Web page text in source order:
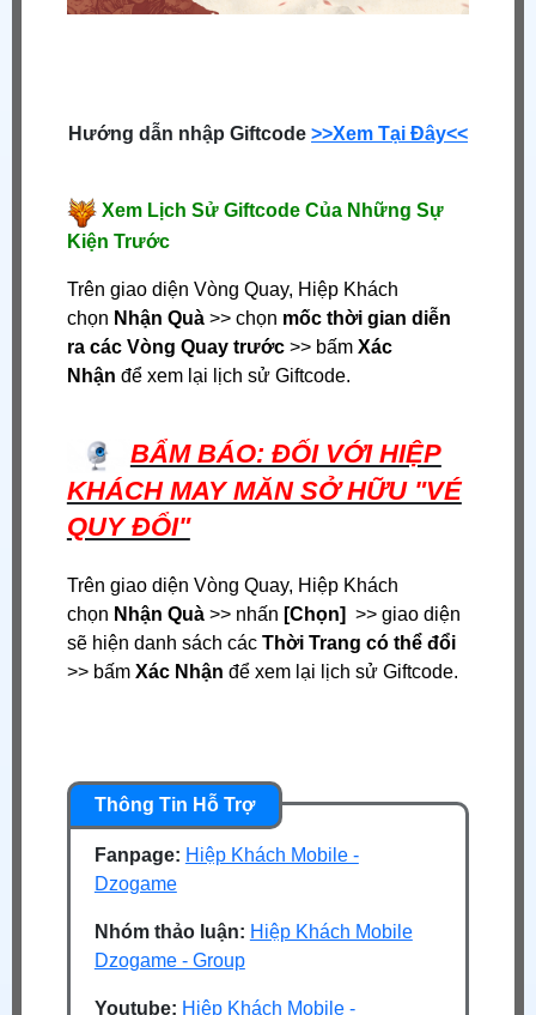
Hướng dẫn nhập Giftcode >>Xem Tại Đây<<
Xem Lịch Sử Giftcode Của Những Sự
Kiện Trước
Trên giao diện Vòng Quay, Hiệp Khách
chọn Nhận Quà>> chọn mốc thời gian diễn
ra các Vòng Quay trước>> bấm Xác
Nhận để xem lại lịch sử Giftcode.
BẨM BÁO: ĐỐI VỚI HIỆP
KHÁCH MAY MĂN SỞ HỮU "VÉ
QUY ĐỔI"
Trên giao diện Vòng Quay, Hiệp Khách
chọn Nhận Quà>> nhấn [Chọn] >> giao diện
sẽ hiện danh sách cácThời Trang có thể đổi
>> bấm Xác Nhận để xem lại lịch sử Giftcode.
Fanpage: Hiệp Khách Mobile -
Dzogame
Nhóm thảo luận: Hiệp Khách Mobile
Dzogame - Group
Youtube: Hiệp Khách Mobile -